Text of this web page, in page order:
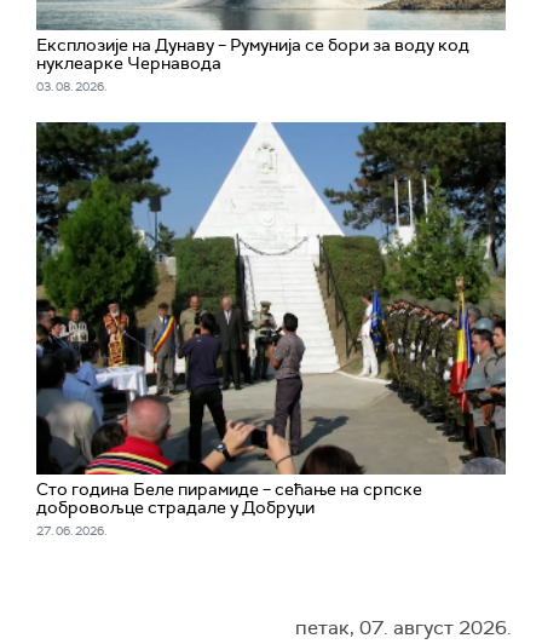
Експлозије на Дунаву – Румунија се бори за воду код
нуклеарке Чернавода
03. 08. 2026.
Сто година Беле пирамиде – сећање на српске
добровољце страдале у Добруџи
27. 06. 2026.
петак, 07. август 2026.